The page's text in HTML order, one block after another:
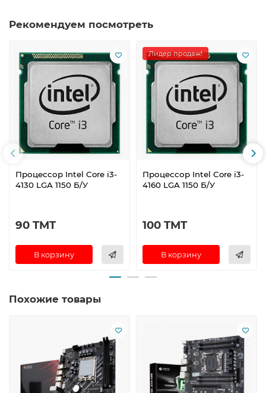
Рекомендуем посмотреть
Процессор Intel Core i3-
4130 LGA 1150 Б/У
90 TMT
В корзину
Лидер продаж!
Процессор Intel Core i3-
4160 LGA 1150 Б/У
100 TMT
В корзину
Похожие товары